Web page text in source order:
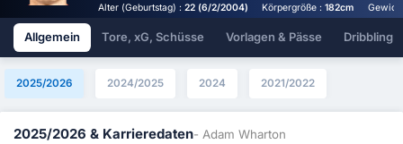
Alter (Geburtstag) : 22 (6/2/2004) Körpergröße :182cm
Allgemein Tore, xG, Schüsse Vorlagen & Pässe Dribbling
2025/2026 2024/2025 2024 2021/2022
2025/2026 & Karrieredaten- Adam Wharton